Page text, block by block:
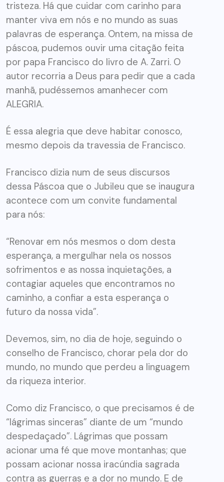
tristeza. Há que cuidar com carinho para
manter viva em nós e no mundo as suas
palavras de esperança. Ontem, na missa de
páscoa, pudemos ouvir uma citação feita
por papa Francisco do livro de A. Zarri. O
autor recorria a Deus para pedir que a cada
manhã, pudéssemos amanhecer com
ALEGRIA.
É essa alegria que deve habitar conosco,
mesmo depois da travessia de Francisco.
Francisco dizia num de seus discursos
dessa Páscoa que o Jubileu que se inaugura
acontece com um convite fundamental
para nós:
“Renovar em nós mesmos o dom desta
esperança, a mergulhar nela os nossos
sofrimentos e as nossa inquietações, a
contagiar aqueles que encontramos no
caminho, a confiar a esta esperança o
futuro da nossa vida”.
Devemos, sim, no dia de hoje, seguindo o
conselho de Francisco, chorar pela dor do
mundo, no mundo que perdeu a linguagem
da riqueza interior.
Como diz Francisco, o que precisamos é de
“lágrimas sinceras” diante de um “mundo
despedaçado”. Lágrimas que possam
acionar uma fé que move montanhas; que
possam acionar nossa iracúndia sagrada
contra as guerras e a dor no mundo. E de